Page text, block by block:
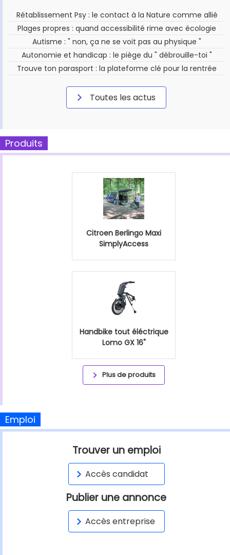
Rétablissement Psy : le contact à la Nature comme allié
Plages propres : quand accessibilité rime avec écologie
Autisme : " non, ça ne se voit pas au physique "
Autonomie et handicap : le piège du " débrouille-toi "
Trouve ton parasport : la plateforme clé pour la rentrée
Toutes les actus
Produits
Citroen Berlingo Maxi
SimplyAccess
Handbike tout éléctrique
Lomo GX 16"
Plus de produits
Emploi
Trouver un emploi
Accès candidat
Publier une annonce
Accès entreprise